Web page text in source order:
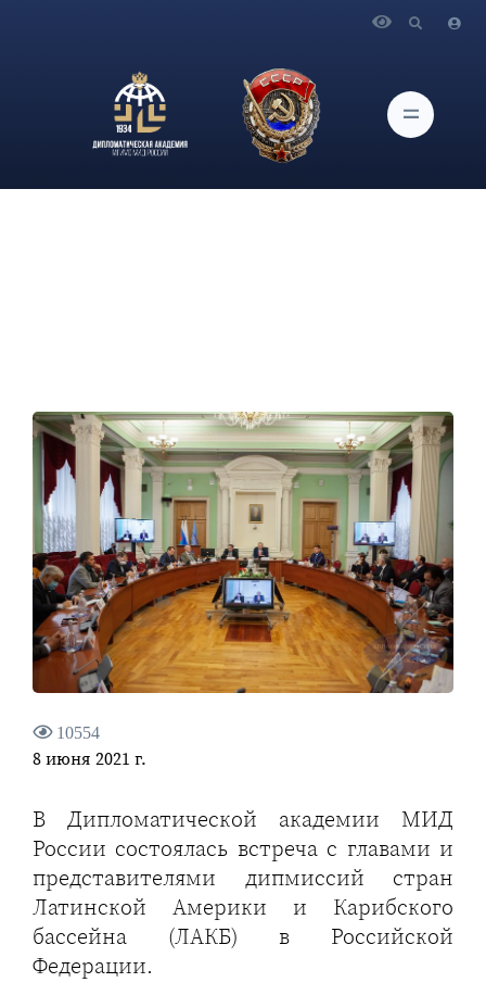
встреча послов латиноамериканских стран.
10554
8 июня 2021 г.
В Дипломатической академии МИД
России состоялась встреча с главами и
представителями дипмиссий стран
Латинской Америки и Карибского
бассейна (ЛАКБ) в Российской
Федерации.